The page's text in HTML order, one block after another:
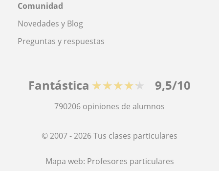
Comunidad
Novedades y Blog
Preguntas y respuestas
Fantástica ★★★★★ 9,5/10
790206 opiniones de alumnos
© 2007 - 2026 Tus clases particulares
Mapa web: Profesores particulares